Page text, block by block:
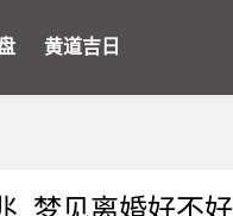
黄道吉日
_梦见离婚好不好